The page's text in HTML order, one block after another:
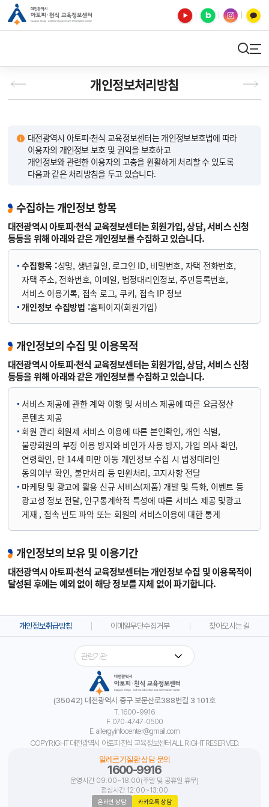
개인정보처리방침
대전광역시 아토피·천식 교육정보센터는 개인정보보호법에 따라
이용자의 개인정보 보호 및 권익을 보호하고
개인정보와 관련한 이용자의 고충을 원활하게 처리할 수 있도록
다음과 같은 처리방침을 두고 있습니다.
수집하는 개인정보 항목
대전광역시 아토피·천식 교육정보센터는 회원가입, 상담, 서비스 신청
등등을 위해 아래와 같은 개인정보를 수집하고 있습니다.
수집항목 :성명, 생년월일, 로그인 ID, 비밀번호, 자택 전화번호,
자택 주소, 전화번호, 이메일, 법정대리인정보, 주민등록번호,
서비스 이용기록, 접속 로그, 쿠키, 접속 IP 정보
개인정보 수집방법 :홈페이지(회원가입)
개인정보의 수집 및 이용목적
대전광역시 아토피·천식 교육정보센터는 회원가입, 상담, 서비스 신청
등등을 위해 아래와 같은 개인정보를 수집하고 있습니다.
서비스 제공에 관한 계약 이행 및 서비스 제공에 따른 요금정산
콘텐츠 제공
회원 관리 회원제 서비스 이용에 따른 본인확인, 개인 식별,
불량회원의 부정 이용 방지와 비인가 사용 방지, 가입 의사 확인,
연령확인, 만 14세 미만 아동 개인정보 수집 시 법정대리인
동의여부 확인, 불만처리 등 민원처리, 고지사항 전달
마케팅 및 광고에 활용 신규 서비스(제품) 개발 및 특화, 이벤트 등
광고성 정보 전달, 인구통계학적 특성에 따른 서비스 제공 및광고
게재 , 접속 빈도 파악 또는 회원의 서비스이용에 대한 통계
개인정보의 보유 및 이용기간
대전광역시 아토피·천식 교육정보센터는 개인정보 수집 및 이용목적이
달성된 후에는 예외 없이 해당 정보를 지체 없이 파기합니다.
개인정보취급방침 이메일무단수집거부 찾아오시는 길
(35042) 대전광역시 중구 보문산로388번길 3 101호
T. 1600-9916
F. 070-4747-0500
E. allergyinfocenter@gmail.com
COPYRIGHT 대전광역시 아토피·천식 교육정보센터 ALL RIGHT RESERVED.
알레르기질환 상담 문의
1600-9916
운영시간 09:00~18:00(주말 및 공휴일 휴무)
점심시간 12:00~13:00
온라인 상담 카카오톡 상담